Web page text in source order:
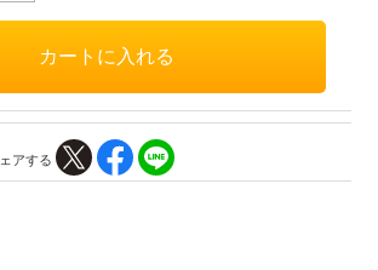
アする